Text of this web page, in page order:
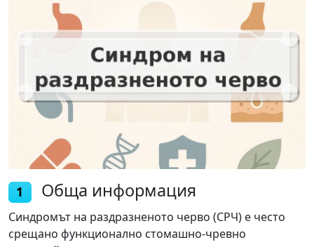
1 Обща информация
Синдромът на раздразненото черво (СРЧ) е често
срещано функционално стомашно-чревно